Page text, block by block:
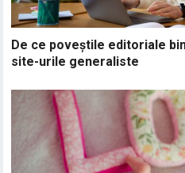
De ce poveștile editoriale
site-urile generaliste